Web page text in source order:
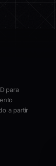
para
a partir